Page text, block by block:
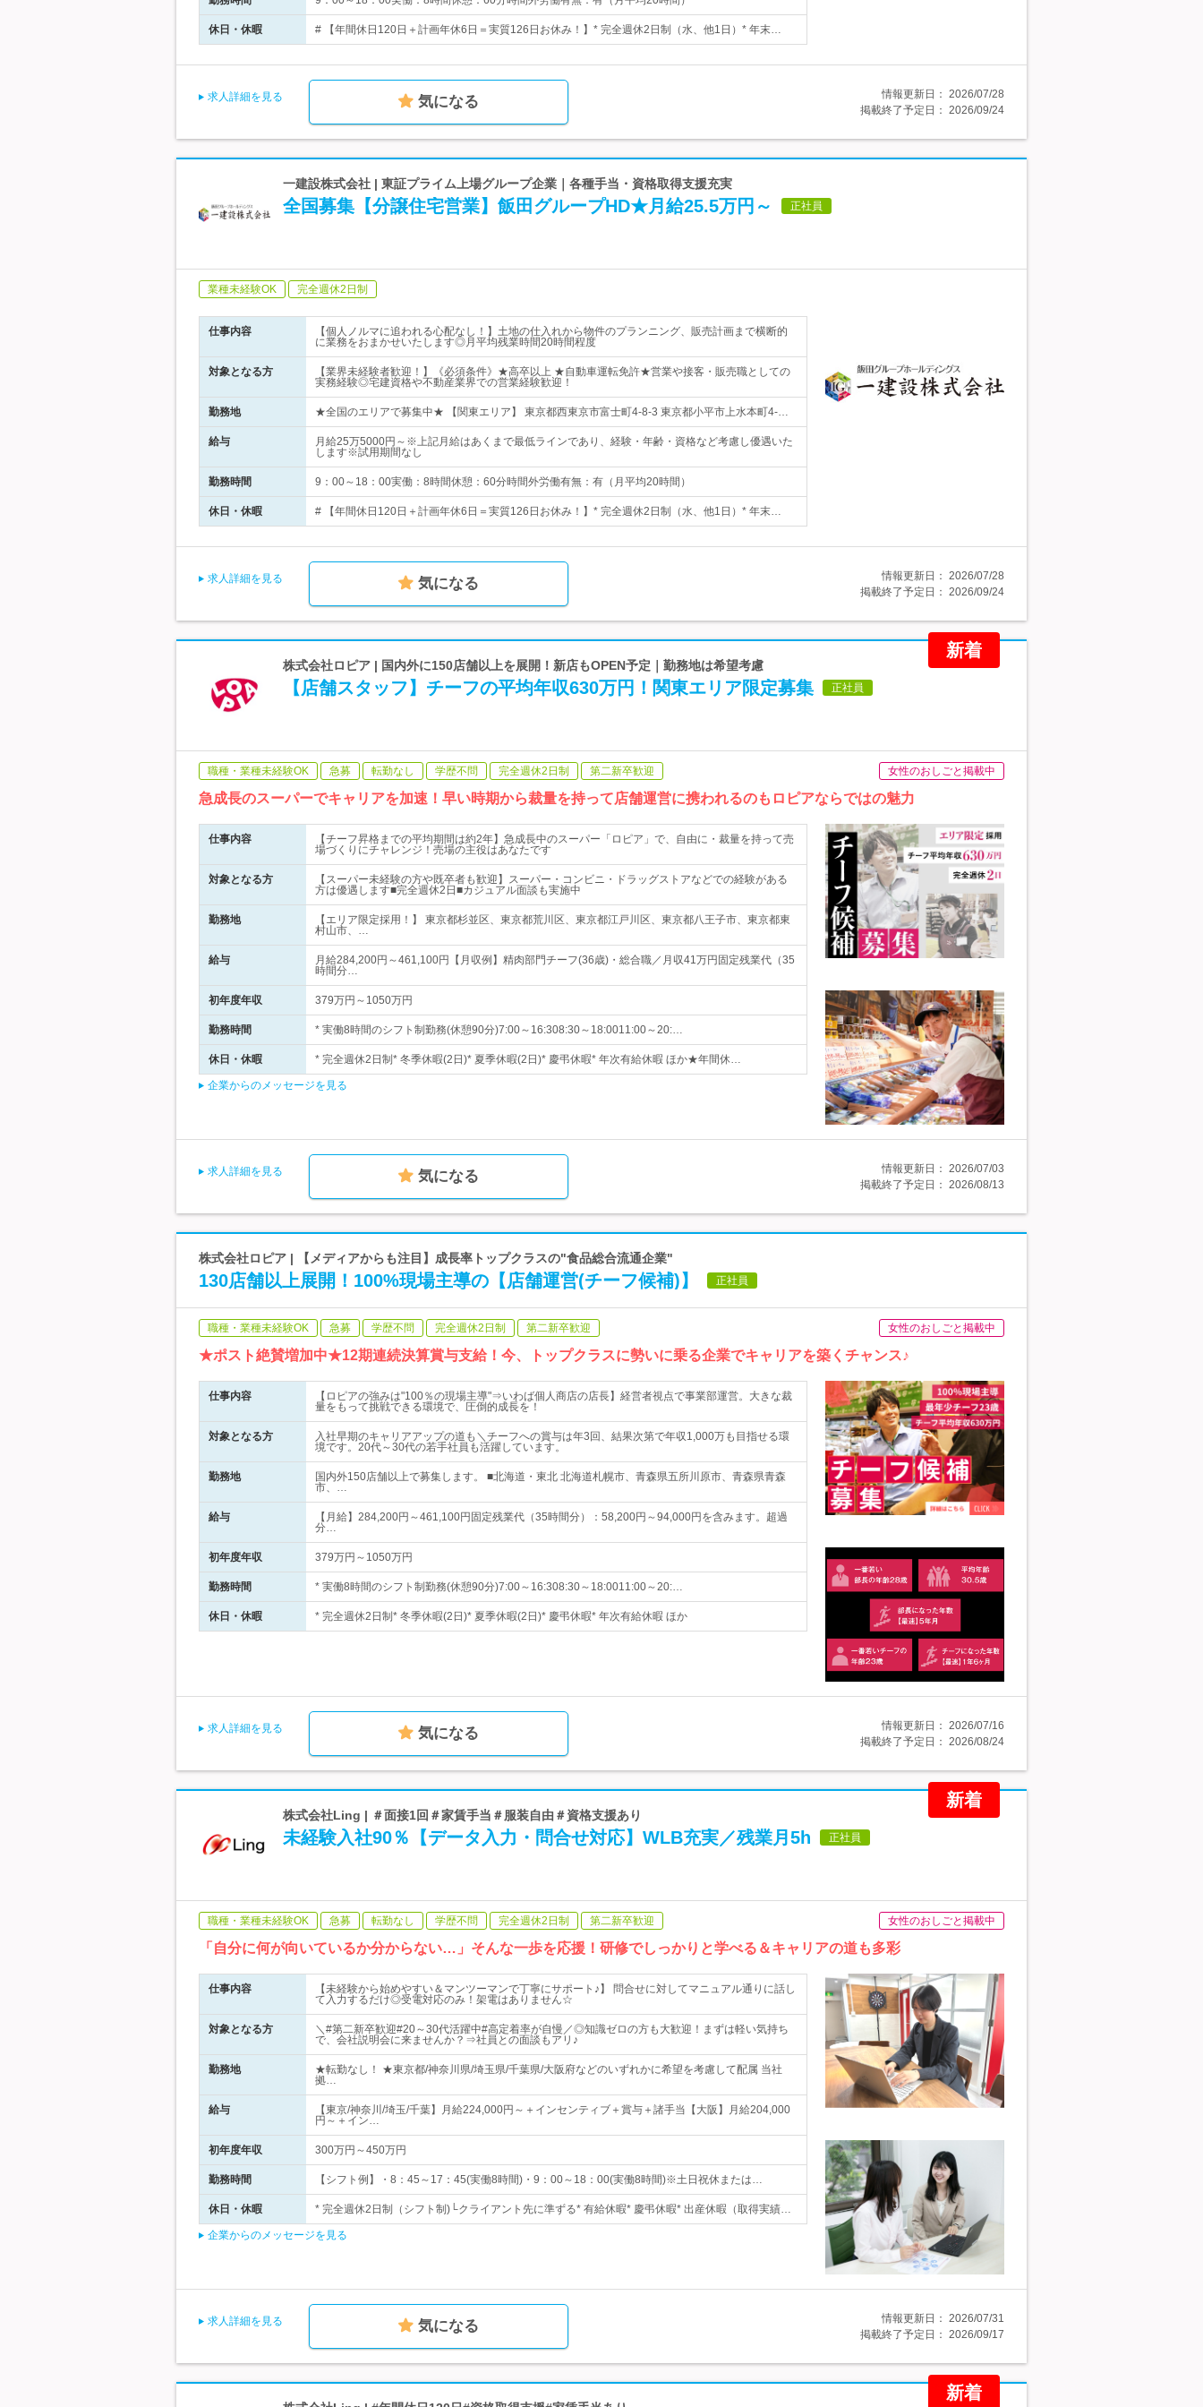
休日・休暇 # 【年間休日120日＋計画年休6日＝実質126日お休み！】* 完全週休2日制（水、他1日）* 年末…
求人詳細を見る 気になる 情報更新日： 2026/07/28
掲載終了予定日： 2026/09/24
一建設株式会社 | 東証プライム上場グループ企業｜各種手当・資格取得支援充実
全国募集【分譲住宅営業】飯田グループHD★月給25.5万円～ 正社員
業種未経験OK 完全週休2日制
仕事内容
【個人ノルマに追われる心配なし！】土地の仕入れから物件のプランニング、販売計画まで横断的
に業務をおまかせいたします◎月平均残業時間20時間程度
対象となる方
【業界未経験者歓迎！】《必須条件》★高卒以上 ★自動車運転免許★営業や接客・販売職としての
実務経験◎宅建資格や不動産業界での営業経験歓迎！
勤務地 ★全国のエリアで募集中★ 【関東エリア】 東京都西東京市富士町4-8-3 東京都小平市上水本町4-…
給与
月給25万5000円～※上記月給はあくまで最低ラインであり、経験・年齢・資格など考慮し優遇いた
します※試用期間なし
勤務時間 9：00～18：00実働：8時間休憩：60分時間外労働有無：有（月平均20時間）
休日・休暇 # 【年間休日120日＋計画年休6日＝実質126日お休み！】* 完全週休2日制（水、他1日）* 年末…
求人詳細を見る 気になる 情報更新日： 2026/07/28
掲載終了予定日： 2026/09/24
新着
株式会社ロピア | 国内外に150店舗以上を展開！新店もOPEN予定｜勤務地は希望考慮
【店舗スタッフ】チーフの平均年収630万円！関東エリア限定募集 正社員
職種・業種未経験OK 急募 転勤なし 学歴不問 完全週休2日制 第二新卒歓迎 女性のおしごと掲載中
急成長のスーパーでキャリアを加速！早い時期から裁量を持って店舗運営に携われるのもロピアならではの魅力
仕事内容
【チーフ昇格までの平均期間は約2年】急成長中のスーパー「ロピア」で、自由に・裁量を持って売
場づくりにチャレンジ！売場の主役はあなたです
対象となる方
【スーパー未経験の方や既卒者も歓迎】スーパー・コンビニ・ドラッグストアなどでの経験がある
方は優遇します■完全週休2日■カジュアル面談も実施中
勤務地
【エリア限定採用！】 東京都杉並区、東京都荒川区、東京都江戸川区、東京都八王子市、東京都東
村山市、…
給与
月給284,200円～461,100円【月収例】精肉部門チーフ(36歳)・総合職／月収41万円固定残業代（35
時間分…
初年度年収 379万円～1050万円
勤務時間 * 実働8時間のシフト制勤務(休憩90分)7:00～16:308:30～18:0011:00～20:…
休日・休暇 * 完全週休2日制* 冬季休暇(2日)* 夏季休暇(2日)* 慶弔休暇* 年次有給休暇 ほか★年間休…
企業からのメッセージを見る
求人詳細を見る 気になる 情報更新日： 2026/07/03
掲載終了予定日： 2026/08/13
株式会社ロピア | 【メディアからも注目】成長率トップクラスの"食品総合流通企業"
130店舗以上展開！100%現場主導の【店舗運営(チーフ候補)】 正社員
職種・業種未経験OK 急募 学歴不問 完全週休2日制 第二新卒歓迎 女性のおしごと掲載中
★ポスト絶賛増加中★12期連続決算賞与支給！今、トップクラスに勢いに乗る企業でキャリアを築くチャンス♪
仕事内容
【ロピアの強みは"100％の現場主導"⇒いわば個人商店の店長】経営者視点で事業部運営。大きな裁
量をもって挑戦できる環境で、圧倒的成長を！
対象となる方
入社早期のキャリアアップの道も＼チーフへの賞与は年3回、結果次第で年収1,000万も目指せる環
境です。20代～30代の若手社員も活躍しています。
勤務地
国内外150店舗以上で募集します。 ■北海道・東北 北海道札幌市、青森県五所川原市、青森県青森
市、…
給与
【月給】284,200円～461,100円固定残業代（35時間分）：58,200円～94,000円を含みます。超過
分…
初年度年収 379万円～1050万円
勤務時間 * 実働8時間のシフト制勤務(休憩90分)7:00～16:308:30～18:0011:00～20:…
休日・休暇 * 完全週休2日制* 冬季休暇(2日)* 夏季休暇(2日)* 慶弔休暇* 年次有給休暇 ほか
求人詳細を見る 気になる 情報更新日： 2026/07/16
掲載終了予定日： 2026/08/24
新着
株式会社Ling | ＃面接1回＃家賃手当＃服装自由＃資格支援あり
未経験入社90％【データ入力・問合せ対応】WLB充実／残業月5h 正社員
職種・業種未経験OK 急募 転勤なし 学歴不問 完全週休2日制 第二新卒歓迎 女性のおしごと掲載中
「自分に何が向いているか分からない…」そんな一歩を応援！研修でしっかりと学べる＆キャリアの道も多彩
仕事内容
【未経験から始めやすい＆マンツーマンで丁寧にサポート♪】 問合せに対してマニュアル通りに話し
て入力するだけ◎受電対応のみ！架電はありません☆
対象となる方
＼#第二新卒歓迎#20～30代活躍中#高定着率が自慢／◎知識ゼロの方も大歓迎！まずは軽い気持ち
で、会社説明会に来ませんか？⇒社員との面談もアリ♪
勤務地
★転勤なし！ ★東京都/神奈川県/埼玉県/千葉県/大阪府などのいずれかに希望を考慮して配属 当社
拠…
給与
【東京/神奈川/埼玉/千葉】月給224,000円～＋インセンティブ＋賞与＋諸手当【大阪】月給204,000
円～＋イン…
初年度年収 300万円～450万円
勤務時間 【シフト例】・8：45～17：45(実働8時間)・9：00～18：00(実働8時間)※土日祝休または…
休日・休暇 * 完全週休2日制（シフト制)└クライアント先に準ずる* 有給休暇* 慶弔休暇* 出産休暇（取得実績…
企業からのメッセージを見る
求人詳細を見る 気になる 情報更新日： 2026/07/31
掲載終了予定日： 2026/09/17
新着